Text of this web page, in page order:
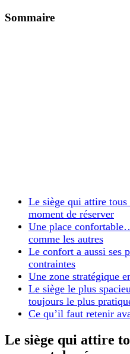
Sommaire
Le siège qui attire tous
moment de réserver
Une place
comme les autres
Le confort a aussi ses
contraintes
Une zone stratégique
Le siège le plus
toujours le plus
Ce qu’il faut retenir
Le siège qui attire